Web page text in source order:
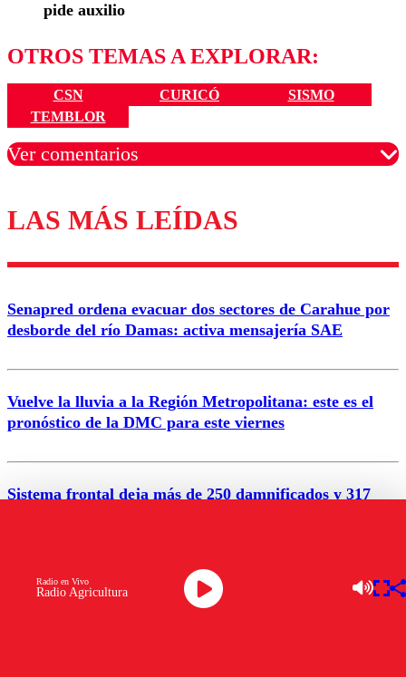
pide auxilio
OTROS TEMAS A EXPLORAR:
CSN CURICÓ
SISMO
TEMBLOR
Ver comentarios
Los comentarios son moderados para garantizar un
diálogo respetuoso.
Correo
Enviar comentario
LAS MÁS LEÍDAS
Senapred ordena evacuar dos sectores de Carahue por
desborde del río Damas: activa mensajería SAE
Vuelve la lluvia a la Región Metropolitana: este es el
pronóstico de la DMC para este viernes
Sistema frontal deja más de 250 damnificados y 317
Nuevo temblor sacude el norte del país: revisa la
Radio Agricultura
Radio en Vivo